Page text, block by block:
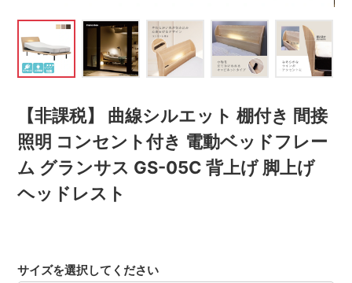
【非課税】 曲線シルエット 棚付き 間接
照明 コンセント付き 電動ベッドフレー
ム グランサス GS-05C 背上げ 脚上げ
ヘッドレスト
サイズを選択してください